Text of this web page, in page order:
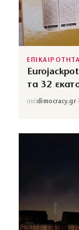
ΕΠΙΚΑΙΡΟΤΗΤΑ
τα 32
απόdimocracy.gr